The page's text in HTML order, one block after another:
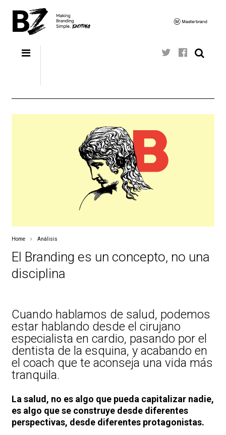
Home Análisis
El Branding es un concepto, no una
disciplina
Cuando hablamos de salud, podemos
estar hablando desde el cirujano
especialista en cardio, pasando por el
dentista de la esquina, y acabando en
el coach que te aconseja una vida más
tranquila.
La salud, no es algo que pueda capitalizar nadie,
es algo que se construye desde diferentes
perspectivas, desde diferentes protagonistas.